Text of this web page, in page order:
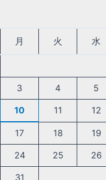
月 火 水
3 4 5
10 11 12
17 18 19
24 25 26
31